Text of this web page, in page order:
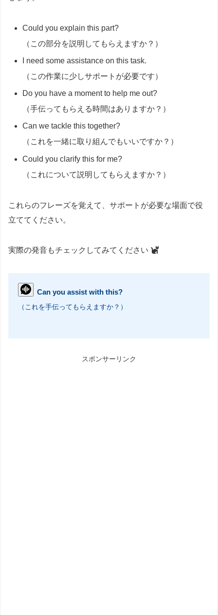
Could you explain this part?
（この部分を説明してもらえますか？）
I need some assistance on this task.
（この作業に少しサポートが必要です）
Do you have a moment to help me out?
（手伝ってもらえる時間はありますか？）
Can we tackle this together?
（これを一緒に取り組んでもいいですか？）
Could you clarify this for me?
（これについて説明してもらえますか？）
これらのフレーズを覚えて、サポートが必要な場面で役
立ててください。
実際の発音もチェックしてみてください
Can you assist with this?
（これを手伝ってもらえますか？）
スポンサーリンク